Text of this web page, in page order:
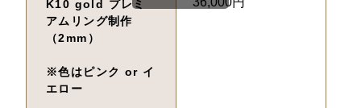
K10 gold プレミ
アムリング制作
（2mm）
※色はピンク or イ
エロー